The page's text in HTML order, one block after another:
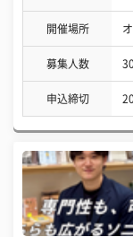
開催場所
募集人数
申込締切